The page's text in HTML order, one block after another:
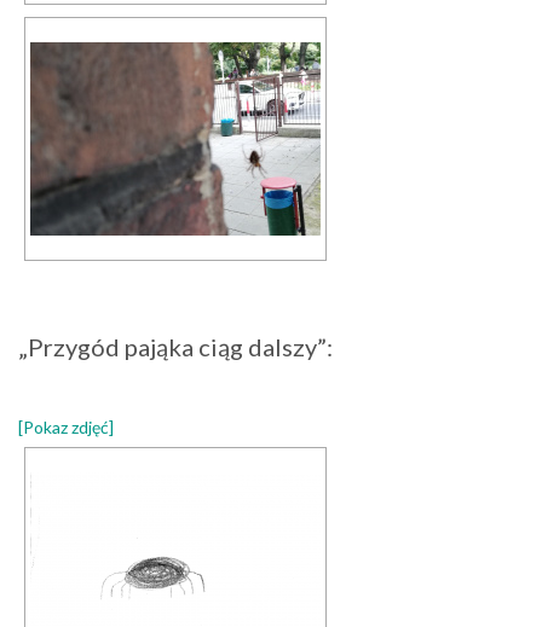
„Przygód pająka ciąg dalszy”:
[Pokaz zdjęć]